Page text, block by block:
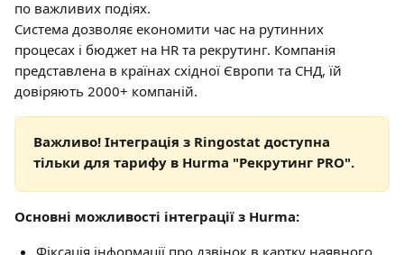
по важливих подіях.
Система дозволяє економити час на рутинних
процесах і бюджет на HR та рекрутинг. Компанія
представлена ​​в країнах східної Європи та СНД, їй
довіряють 2000+ компаній.
Важливо! Інтеграція з Ringostat доступна
тільки для тарифу в Hurma "Рекрутинг PRO".
Основні можливості інтеграції з Hurma:
Фіксація інформації про дзвінок в картку наявного